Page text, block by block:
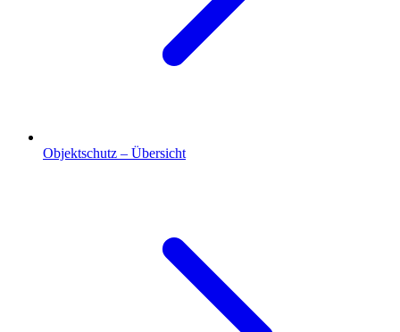
Objektschutz – Übersicht